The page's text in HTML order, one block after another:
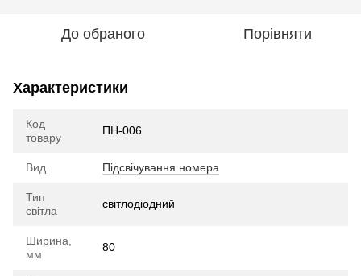
До обраного Порівняти
Характеристики
Код
товару
ПН-006
Вид Підсвічування номера
Тип
світла
cвітлодіодний
Ширина,
мм
80